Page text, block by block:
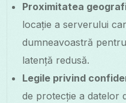
Proximitatea
locație a serverului
dumneavoastră
latență redusă.
Legile privind
de protecție a datelor